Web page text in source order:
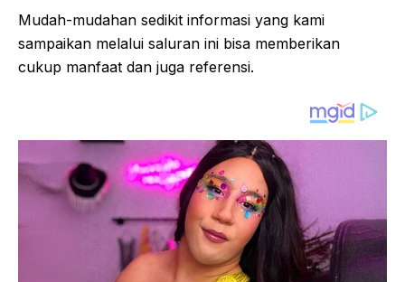
Mudah-mudahan sedikit informasi yang kami
sampaikan melalui saluran ini bisa memberikan
cukup manfaat dan juga referensi.